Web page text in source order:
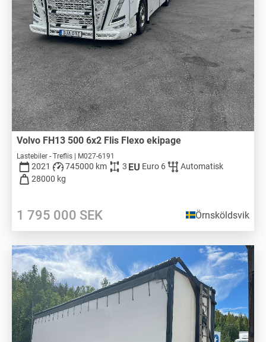
Volvo FH13 500 6x2 Flis Flexo ekipage
Lastebiler - Treflis | M027-6191
2021 745000 km 3 Euro 6
Automatisk
28000 kg
1 795 000 SEK Örnsköldsvik